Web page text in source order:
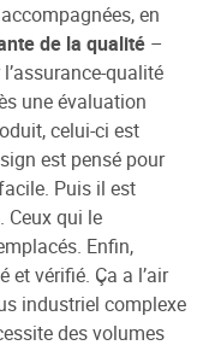
en
de la qualité –
qualité
une évaluation
celui-ci est
est pensé pour
Puis il est
Ceux qui le
Enfin,
et vérifié. Ça a l’air
industriel complexe
des volumes